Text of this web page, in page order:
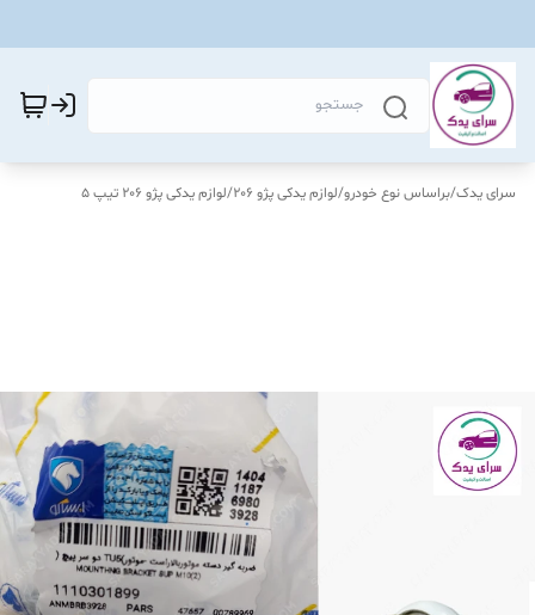
سرای یدک/براساس نوع خودرو/لوازم یدکی پژو 206 /لوازم یدکی پژو 206 تیپ 5